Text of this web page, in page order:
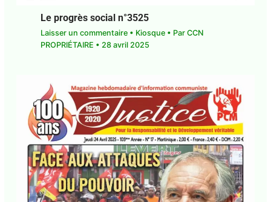
Le progrès social n°3525
Laisser un commentaire • Kiosque• Par CCN
PROPRIÉTAIRE • 28 avril 2025